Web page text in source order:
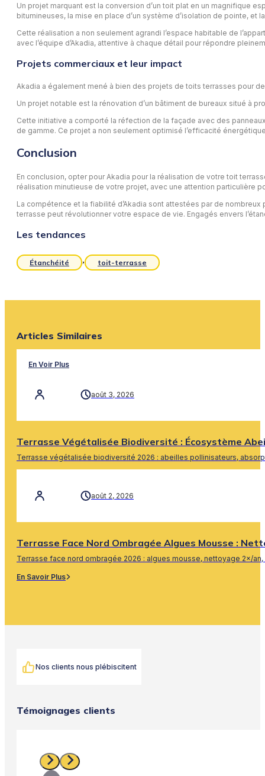
Un projet marquant est la conversion d’un toit plat en un magnifique
bitumineuses, la mise en place d’un système d’isolation de pointe, et
Cette réalisation a non seulement agrandi l’espace habitable de
avec l’équipe d’Akadia, attentive à chaque détail pour répondre
Projets commerciaux et leur impact
Akadia a également mené à bien des projets de toits terrasses pour
Un projet notable est la rénovation d’un bâtiment de bureaux situé à
Cette initiative a comporté la réfection de la façade avec des
de gamme. Ce projet a non seulement optimisé l’efficacité
Conclusion
En conclusion, opter pour Akadia pour la réalisation de votre toit
réalisation minutieuse de votre projet, avec une attention particulière
La compétence et la fiabilité d’Akadia sont attestées par de
terrasse peut révolutionner votre espace de vie. Engagés envers
Les tendances
Étanchéité , toit-terrasse
Articles Similaires
En Voir Plus
août 3, 2026
Terrasse Végétalisée Biodiversité : Écosystème
Terrasse végétalisée biodiversité 2026 : abeilles pollinisateurs,
août 2, 2026
Terrasse Face Nord Ombragée Algues Mousse :
Terrasse face nord ombragée 2026 : algues mousse, nettoyage 2×/
En Savoir Plus
Nos clients nous plébiscitent
Témoignages clients